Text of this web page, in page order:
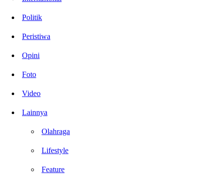
Politik
Peristiwa
Opini
Foto
Video
Lainnya
Olahraga
Lifestyle
Feature